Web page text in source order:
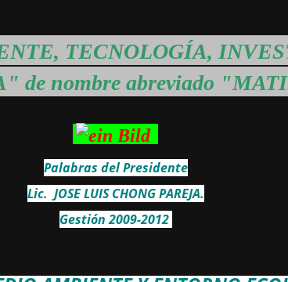
TECNOLOGÍA,
de nombre abreviado
Palabras del Presidente
Lic. JOSE LUIS CHONG PAREJA.
Gestión 2009-2012